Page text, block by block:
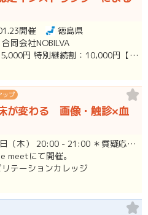
開催
徳島県
同会社NOBILVA
通常 15,000円 特別継続割：10,000円【2026年10/月の講習会参加者】 ペア割：12,000円/人
ップ
が変わる 画像・触診×血
8月20日（木） 20:00 - 21:00 ＊質疑応答とアンケート回答の時間を含みます。終了時間は余裕を持っ…開催
meetにて開催。
リテーションカレッジ